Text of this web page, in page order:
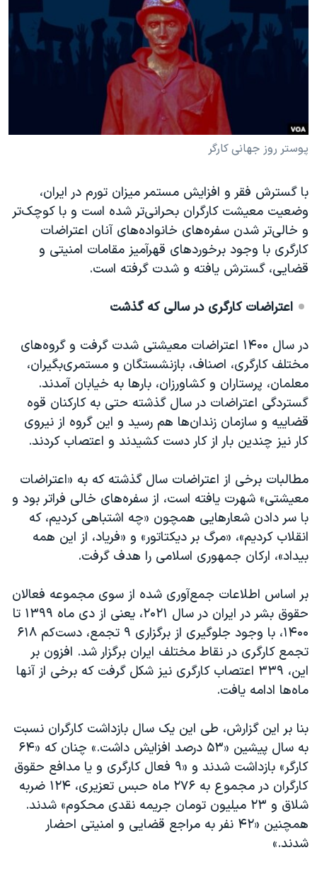
فرهنگ و زندگی
حقوق شهروندی
اسرائیل در جنگ
مستندها
انتخابات ریاست جمهوری آمریکا ۲۰۲۴
حمله جمهوری اسلامی به اسرائیل
ورزش زنان در ایران
اعتراضات زن، زندگی، آزادی
تریبونال مردمی آبان ۹۸
دادگاه حمید نوری
چهل سال گروگان‌گیری
قانون شفافیت دارائی کادر رهبری ایران
نرگس محمدی برنده جایزه نوبل صلح
همایش محافظه‌کاران آمریکا «سی‌پک»
صفحه‌های ویژه
سفر پرزیدنت ترامپ به چین
دنبال کنید
زبانهای مختلف
پوستر روز جهانی کارگر
با گسترش فقر و افزایش مستمر میزان تورم در ایران،
وضعیت معیشت کارگران بحرانی‌تر شده است و با کوچک‌تر
و خالی‌تر شدن سفره‌های خانواده‌های آنان اعتراضات
کارگری با وجود برخوردهای قهرآمیز مقامات امنیتی و
قضایی، گسترش یافته و شدت گرفته است.
اعتراضات کارگری در سالی که گذشت
در سال ۱۴۰۰ اعتراضات معیشتی شدت گرفت و گروه‌های
مختلف کارگری، اصناف، بازنشستگان و مستمری‌بگیران،
معلمان، پرستاران و کشاورزان، بارها به خیابان آمدند.
گستردگی اعتراضات در سال گذشته حتی به کارکنان قوه
قضاییه و سازمان زندان‌ها هم رسید و این گروه از نیروی
کار نیز چندین بار از کار دست کشیدند و اعتصاب کردند.
مطالبات برخی از اعتراضات سال گذشته که به «اعتراضات
معیشتی» شهرت یافته است، از سفره‌های خالی فراتر بود و
با سر دادن شعارهایی همچون «چه اشتباهی کردیم، که
انقلاب کردیم»، «مرگ بر دیکتاتور» و «فریاد، از این همه
بیداد»، ارکان جمهوری اسلامی را هدف گرفت.
بر اساس اطلاعات جمع‌آوری شده از سوی مجموعه فعالان
حقوق بشر در ایران در سال ۲۰۲۱، یعنی از دی ماه ۱۳۹۹ تا
۱۴۰۰، با وجود جلوگیری از برگزاری ۹ تجمع، دست‌کم ۶۱۸
تجمع کارگری در نقاط مختلف ایران برگزار شد. افزون بر
این، ۳۳۹ اعتصاب کارگری نیز شکل گرفت که برخی از آنها
ماه‌ها ادامه یافت.
بنا بر این گزارش، طی این یک سال بازداشت کارگران نسبت
به سال پیشین «۵۳ درصد افزایش داشت.» چنان که «۶۴
کارگر» بازداشت شدند و «۹ فعال کارگری و یا مدافع حقوق
کارگران در مجموع به ۲۷۶ ماه حبس تعزیری، ۱۲۴ ضربه
شلاق و ۲۳ میلیون تومان جریمه نقدی محکوم» شدند.
همچنین «۴۲ نفر به مراجع قضایی و امنیتی احضار
شدند.»